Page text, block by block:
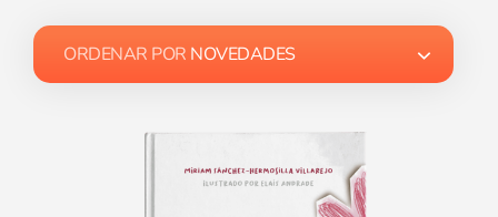
ORDENAR POR NOVEDADES